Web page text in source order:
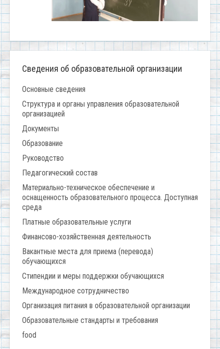
Сведения об образовательной организации
Основные сведения
Структура и органы управления образовательной
организацией
Документы
Образование
Руководство
Педагогический состав
Материально-техническое обеспечение и
оснащенность образовательного процесса. Доступная
среда
Платные образовательные услуги
Финансово-хозяйственная деятельность
Вакантные места для приема (перевода)
обучающихся
Стипендии и меры поддержки обучающихся
Международное сотрудничество
Организация питания в образовательной организации
Образовательные стандарты и требования
food